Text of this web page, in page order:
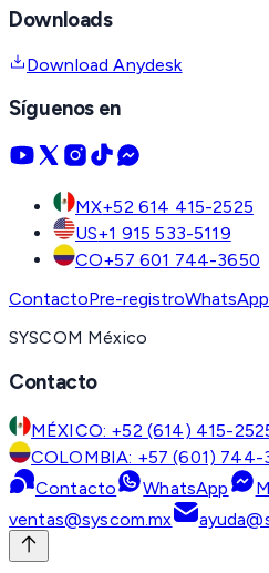
Downloads
Download Anydesk
Síguenos en
MX+52 614 415-2525
US+1 915 533-5119
CO+57 601 744-3650
ContactoPre-registroWhatsApp
SYSCOM México
Contacto
MÉXICO: +52 (614) 415-
COLOMBIA: +57 (601) 744-
Contacto
WhatsApp
ventas@syscom.mx